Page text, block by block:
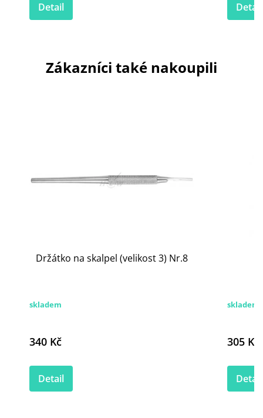
Detail Detail
Zákazníci také nakoupili
Držátko na skalpel (velikost 3) Nr.8
skladem
340 Kč
Detail
skladem
305 Kč
Detail